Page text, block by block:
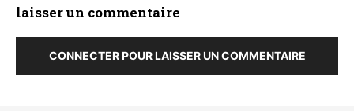
laisser un commentaire
CONNECTER POUR LAISSER UN COMMENTAIRE